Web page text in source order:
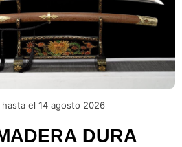
hasta el 14 agosto 2026
DURA